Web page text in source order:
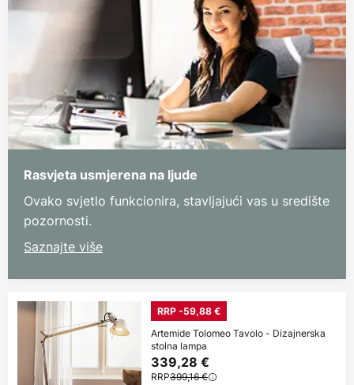
Rasvjeta usmjerena na ljude
Ovako svjetlo funkcionira, stavljajući vas u središte
pozornosti.
Saznajte više
RRP -59,88 €
Artemide Tolomeo Tavolo - Dizajnerska
stolna lampa
339,28 €
RRP399,16 €